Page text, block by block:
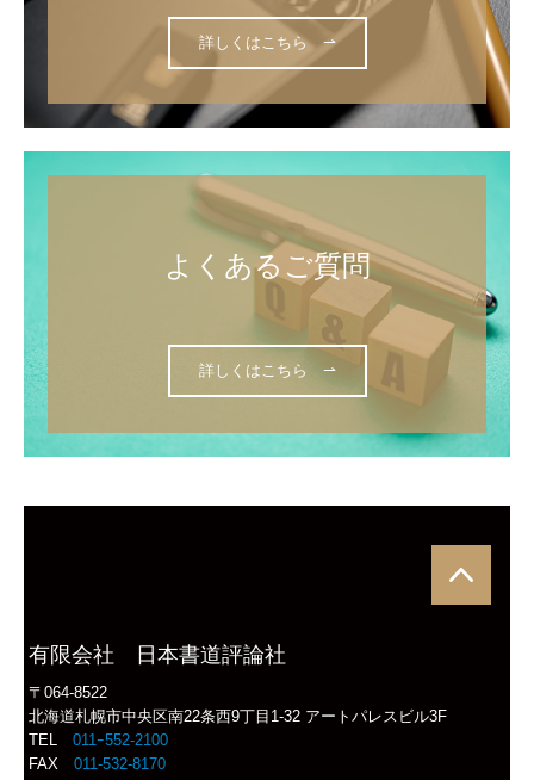
書道用品販売 代理部
書家・小原道城
詳しくはこちら ⇀
よくあるご質問
詳しくはこちら ⇀
有限会社 日本書道評論社
〒064-8522
北海道札幌市中央区南22条西9丁目1-32 アートパレスビル3F
TEL011ｰ552-2100
FAX011-532-8170